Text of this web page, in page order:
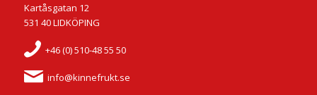
Kartåsgatan 12
531 40 LIDKÖPING
+46 (0) 510-48 55 50
info@kinnefrukt.se